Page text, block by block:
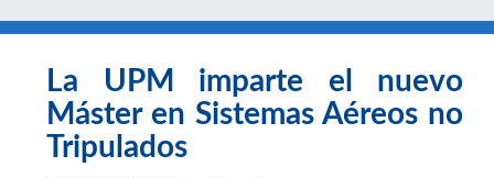
La UPM imparte el nuevo
Máster en Sistemas Aéreos no
Tripulados